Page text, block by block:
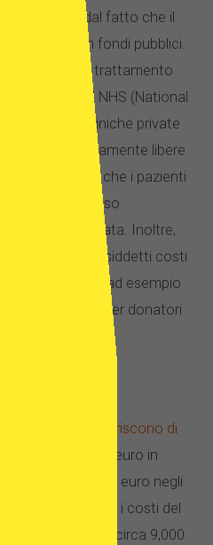
dipende dal fatto che il
con fondi pubblici.
un ciclo di trattamento
finanziato dal NHS (National
£ 5,000. Le cliniche private
sono completamente libere
Significa che i pazienti
per lo stesso
clinica utilizzata. Inoltre,
attenzione ai cosiddetti costi
come ad esempio
la fertilità, costi per donatori
differiscono di
intorno ai 3,500 euro in
e fino a 30,000 euro negli
del Regno Unito, i costi del
di ovuli sono di circa 9,000